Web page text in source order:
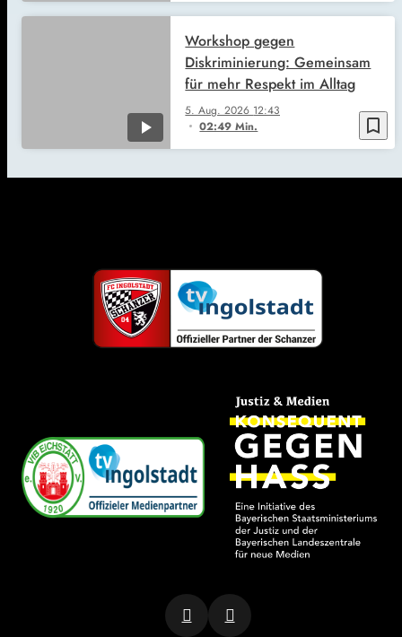
bookmark_border
5. Aug. 2026 12:43
02:49 Min.
Workshop gegen
Diskriminierung: Gemeinsam
für mehr Respekt im Alltag